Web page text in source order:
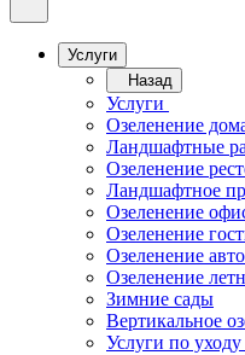
Услуги
Назад
Услуги
Озеленение
Ландшафтные
Озеленение
Ландшафтное
Озеленение
Озеленение
Озеленение
Озеленение
Зимние сады
Вертикальное
Услуги по уходу